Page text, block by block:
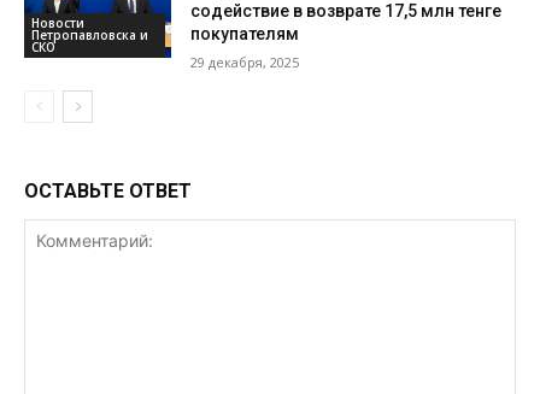
Новости
Петропавловска и
СКО
содействие в возврате 17,5 млн тенге
покупателям
29 декабря, 2025
ОСТАВЬТЕ ОТВЕТ